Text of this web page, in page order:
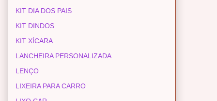
KIT DIA DOS PAIS
KIT DINDOS
KIT XÍCARA
LANCHEIRA PERSONALIZADA
LENÇO
LIXEIRA PARA CARRO